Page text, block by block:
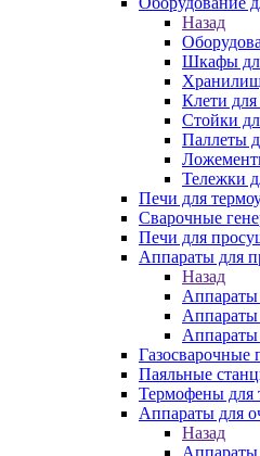
Назад
Шкафы
Клети для
Стойки
Паллеты
Тележки
Печи для
Сварочные
Печи для
Аппараты для
Назад
Аппараты
Аппараты
Аппараты
Газосварочные
Паяльные
Термофены для
Аппараты для
Назад
Аппараты